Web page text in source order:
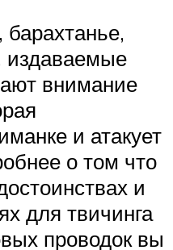
издаваемые
внимание
и атакует
о том что
и
для твичинга
проводок вы